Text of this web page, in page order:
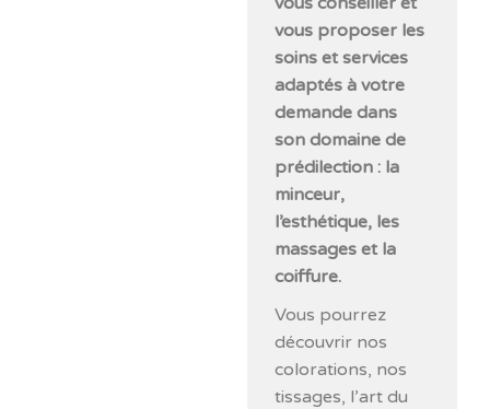
vous proposer les
soins et services
adaptés à votre
demande dans
son domaine de
prédilection : la
minceur,
l’esthétique, les
massages et la
coiffure.
Vous pourrez
découvrir nos
colorations, nos
tissages, l’art du